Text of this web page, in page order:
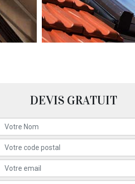
DEVIS GRATUIT